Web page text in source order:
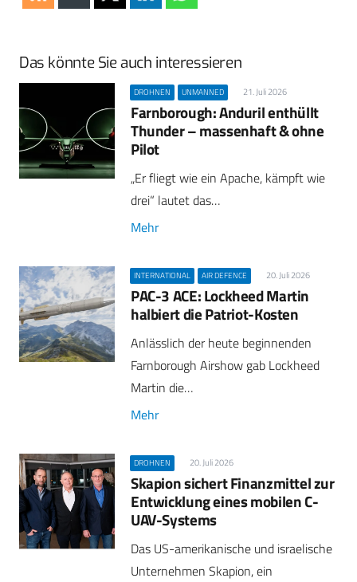
Das könnte Sie auch interessieren
DROHNEN UNMANNED 21. Juli 2026
Farnborough: Anduril enthüllt
Thunder – massenhaft & ohne
Pilot
„Er fliegt wie ein Apache, kämpft wie
drei“ lautet das…
Mehr
INTERNATIONAL AIR DEFENCE 20. Juli 2026
PAC-3 ACE: Lockheed Martin
halbiert die Patriot-Kosten
Anlässlich der heute beginnenden
Farnborough Airshow gab Lockheed
Martin die…
Mehr
DROHNEN 20. Juli 2026
Skapion sichert Finanzmittel zur
Entwicklung eines mobilen C-
UAV-Systems
Das US-amerikanische und israelische
Unternehmen Skapion, ein